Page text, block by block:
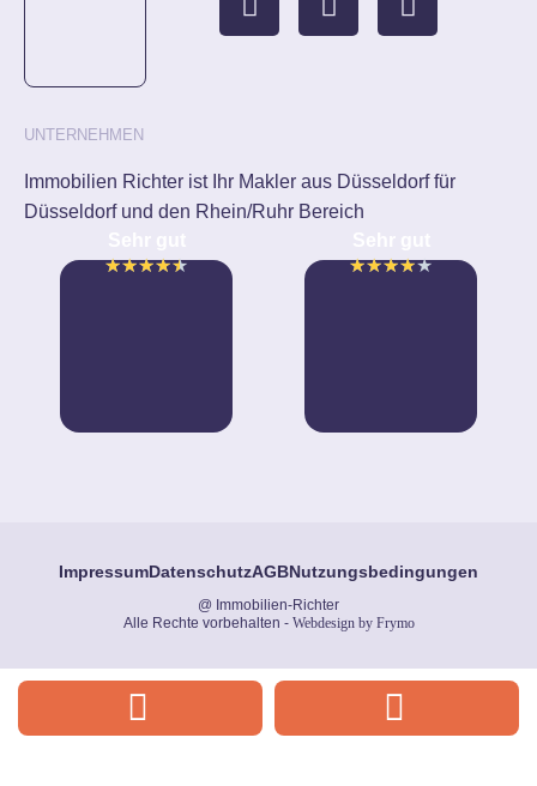
UNTERNEHMEN
Immobilien Richter ist Ihr Makler aus Düsseldorf für
Düsseldorf und den Rhein/Ruhr Bereich
★★★★★
★★★★★
ImpressumDatenschutzAGBNutzungsbedingungen
@ Immobilien-Richter
Alle Rechte vorbehalten - Webdesign by Frymo